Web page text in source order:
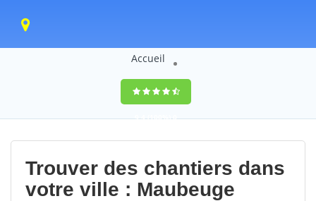
Accueil
9,4(100%)0
votes
Trouver des chantiers dans
votre ville : Maubeuge